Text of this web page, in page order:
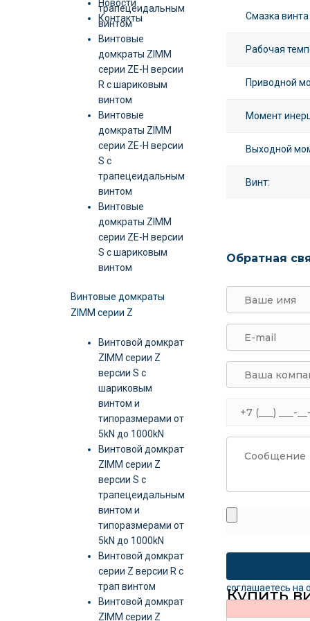
Новости
Контакты
Смазка
Рабочая
Приводной
Момент
Выходной
Винт:
Обратная
соглашаетесь на
Купить
трапецеидальным
винтом
Винтовые
домкраты ZIMM
серии ZE-H версии
R c шариковым
винтом
Винтовые
домкраты ZIMM
серии ZE-H версии
S c
трапецеидальным
винтом
Винтовые
домкраты ZIMM
серии ZE-H версии
S c шариковым
винтом
Винтовые домкраты
ZIMM серии Z
Винтовой домкрат
ZIMM серии Z
версии S c
шариковым
винтом и
типоразмерами от
5kN до 1000kN
Винтовой домкрат
ZIMM серии Z
версии S c
трапецеидальным
винтом и
типоразмерами от
5kN до 1000kN
Винтовой домкрат
серии Z версии R c
трап винтом
Винтовой домкрат
ZIMM серии Z